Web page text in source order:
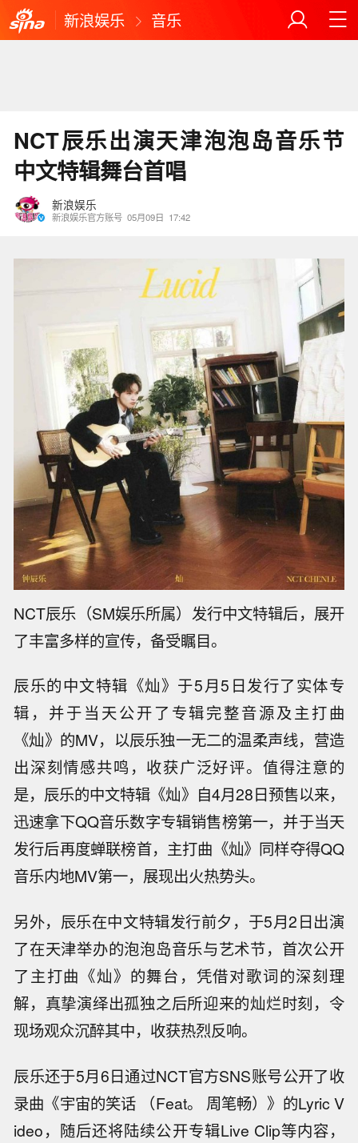
新浪娱乐 音乐
NCT辰乐出演天津泡泡岛音乐节
中文特辑舞台首唱
新浪娱乐
新浪娱乐官方账号 05月09日 17:42
NCT辰乐（SM娱乐所属）发行中文特辑后，展开
了丰富多样的宣传，备受瞩目。
辰乐的中文特辑《灿》于5月5日发行了实体专
辑，并于当天公开了专辑完整音源及主打曲
《灿》的MV，以辰乐独一无二的温柔声线，营造
出深刻情感共鸣，收获广泛好评。值得注意的
是，辰乐的中文特辑《灿》自4月28日预售以来，
迅速拿下QQ音乐数字专辑销售榜第一，并于当天
发行后再度蝉联榜首，主打曲《灿》同样夺得QQ
音乐内地MV第一，展现出火热势头。
另外，辰乐在中文特辑发行前夕，于5月2日出演
了在天津举办的泡泡岛音乐与艺术节，首次公开
了主打曲《灿》的舞台，凭借对歌词的深刻理
解，真挚演绎出孤独之后所迎来的灿烂时刻，令
现场观众沉醉其中，收获热烈反响。
辰乐还于5月6日通过NCT官方SNS账号公开了收
录曲《宇宙的笑话 （Feat。 周笔畅）》的Lyric V
ideo，随后还将陆续公开专辑Live Clip等内容，